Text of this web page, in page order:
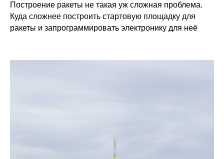
Построение ракеты не такая уж сложная проблема.
Куда сложнее построить стартовую площадку для
ракеты и запрограммировать электронику для неё